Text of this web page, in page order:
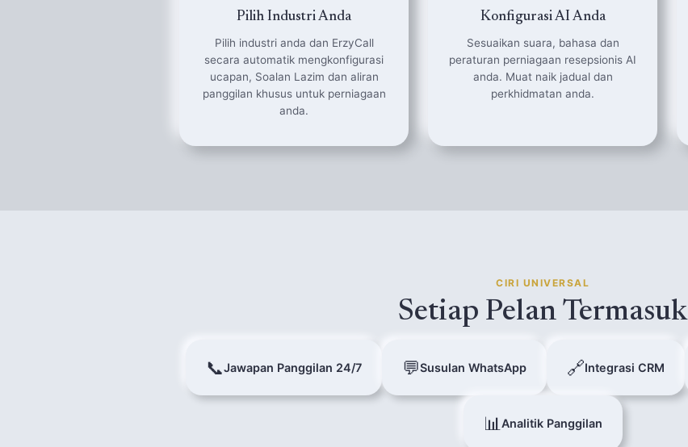
Pilih Industri Anda
Pilih industri anda dan ErzyCall
secara automatik mengkonfigurasi
ucapan, Soalan Lazim dan aliran
panggilan khusus untuk perniagaan
anda.
Konfigurasi AI Anda
Sesuaikan suara, bahasa dan
peraturan perniagaan resepsionis AI
anda. Muat naik jadual dan
perkhidmatan anda.
CIRI UNIVERSAL
Setiap Pelan Termasuk
📞Jawapan Panggilan 24/7 💬Susulan WhatsApp 🔗Integrasi CRM
📊 Analitik Panggilan